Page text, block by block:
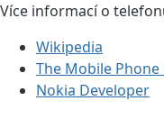
Více informací o
Wikipedia
The Mobile
Nokia Developer